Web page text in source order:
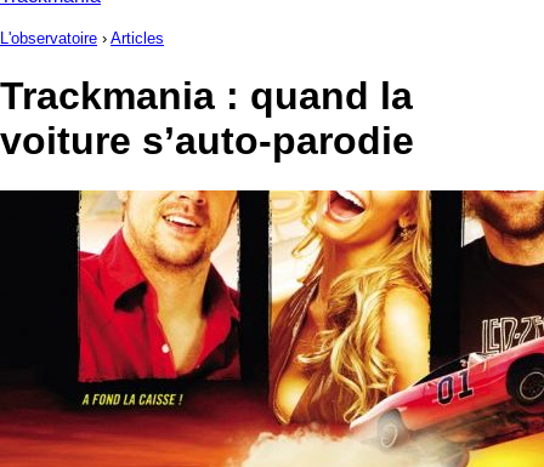
L'observatoire › Articles
Trackmania : quand la
voiture s’auto-parodie